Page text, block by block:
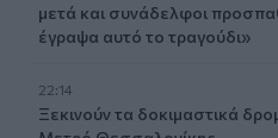
μετά και συνάδελφοι
έγραψα αυτό το τραγούδι»
22:14
Ξεκινούν τα δοκιμαστικά